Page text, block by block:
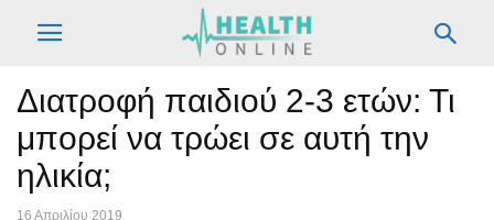
Διατροφή παιδιού 2-3 ετών: Τι
μπορεί να τρώει σε αυτή την
ηλικία;
16 Απριλίου 2019